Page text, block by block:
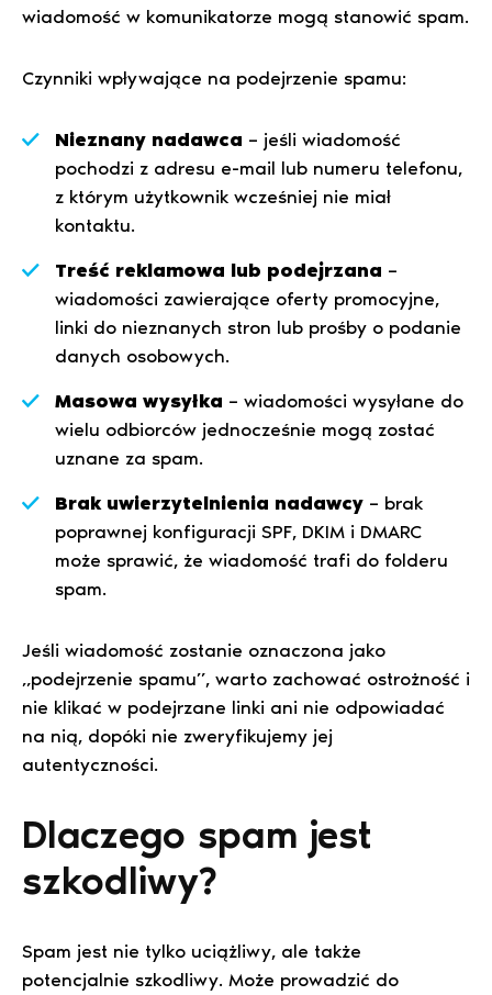
wiadomość w komunikatorze mogą stanowić spam.
Czynniki wpływające na podejrzenie spamu:
Nieznany nadawca – jeśli wiadomość
pochodzi z adresu e-mail lub numeru telefonu,
z którym użytkownik wcześniej nie miał
kontaktu.
Treść reklamowa lub podejrzana –
wiadomości zawierające oferty promocyjne,
linki do nieznanych stron lub prośby o podanie
danych osobowych.
Masowa wysyłka – wiadomości wysyłane do
wielu odbiorców jednocześnie mogą zostać
uznane za spam.
Brak uwierzytelnienia nadawcy – brak
poprawnej konfiguracji SPF, DKIM i DMARC
może sprawić, że wiadomość trafi do folderu
spam.
Jeśli wiadomość zostanie oznaczona jako
„podejrzenie spamu”, warto zachować ostrożność i
nie klikać w podejrzane linki ani nie odpowiadać
na nią, dopóki nie zweryfikujemy jej
autentyczności.
Dlaczego spam jest
szkodliwy?
Spam jest nie tylko uciążliwy, ale także
potencjalnie szkodliwy. Może prowadzić do